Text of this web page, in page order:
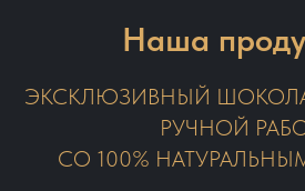
Наша
ЭКСКЛЮЗИВНЫЙ
РУЧНОЙ
СО 100%